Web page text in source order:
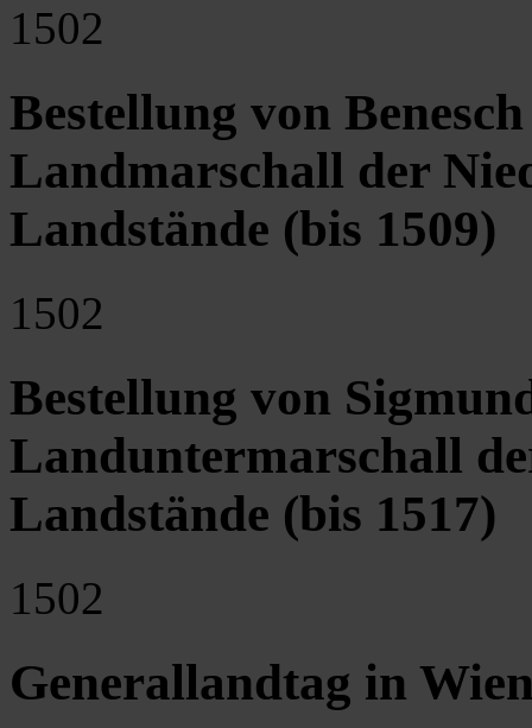
1502
Bestellung von
Landmarschall der
Landstände (bis 1509)
1502
Bestellung von
Landuntermarschall
Landstände (bis 1517)
1502
Generallandtag in